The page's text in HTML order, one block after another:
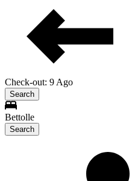
Check-out: 9 Ago
Search
Bettolle
Search